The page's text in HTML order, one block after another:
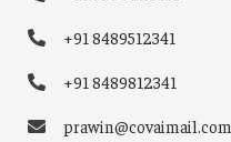
+91 8489512341
+91 8489812341
prawin@covaimail.com